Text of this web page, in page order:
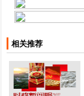
相关推荐